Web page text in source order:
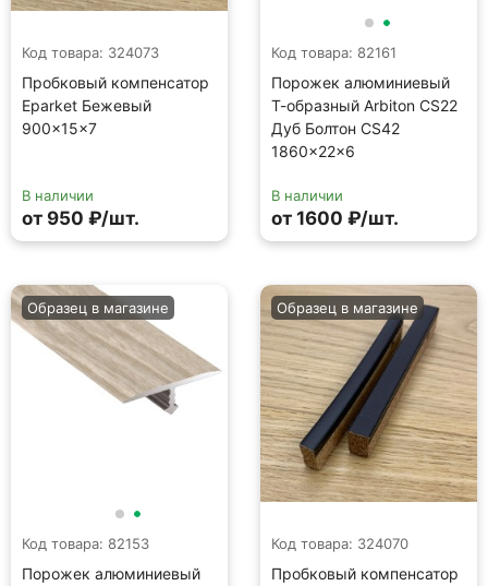
Код товара: 324073
Пробковый компенсатор
Eparket Бежевый
900×15×7
В наличии
от 950 ₽/шт.
Код товара: 82161
Порожек алюминиевый
Т-образный Arbiton CS22
Дуб Болтон CS42
1860×22×6
В наличии
от 1600 ₽/шт.
Код товара: 82153
Порожек алюминиевый
Образец в магазине
Код товара: 324070
Пробковый компенсатор
Образец в магазине